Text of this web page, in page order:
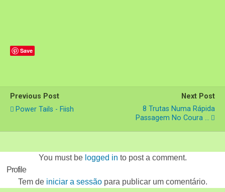
Save
Previous Post
Power Tails - Fiish
Next Post
8 Trutas Numa Rápida
Passagem No Coura ...
You must be logged in to post a comment.
Profile
Tem de iniciar a sessãopara publicar um comentário.